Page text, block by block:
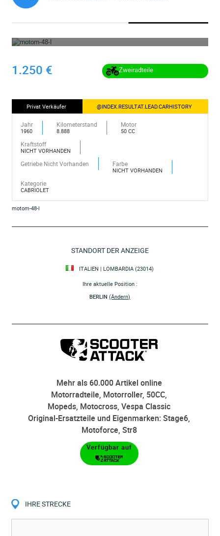
1.250 € Zweiradteile
Privat Verkäufer @INDEX.RESULTAT.LEAD.CARHISTORY
Jahr
1960
Kilometerstand
8.888
Motor
50 CC
Kraftstoff
NICHT VORHANDEN
Getriebe Nicht Vorhanden Farbe
NICHT VORHANDEN
Kategorie
CABRIOLET
motom-48-l
STANDORT DER ANZEIGE
ITALIEN | LOMBARDIA (23014)
Ihre aktuelle Position :
BERLIN(Ändern)
Mehr als 60.000 Artikel online
Motorradteile, Motorroller, 50CC,
Mopeds, Motocross, Vespa Classic
Original-Ersatzteile und Eigenmarken: Stage6,
Motoforce, Str8
Verfügbar auf
IHRE STRECKE